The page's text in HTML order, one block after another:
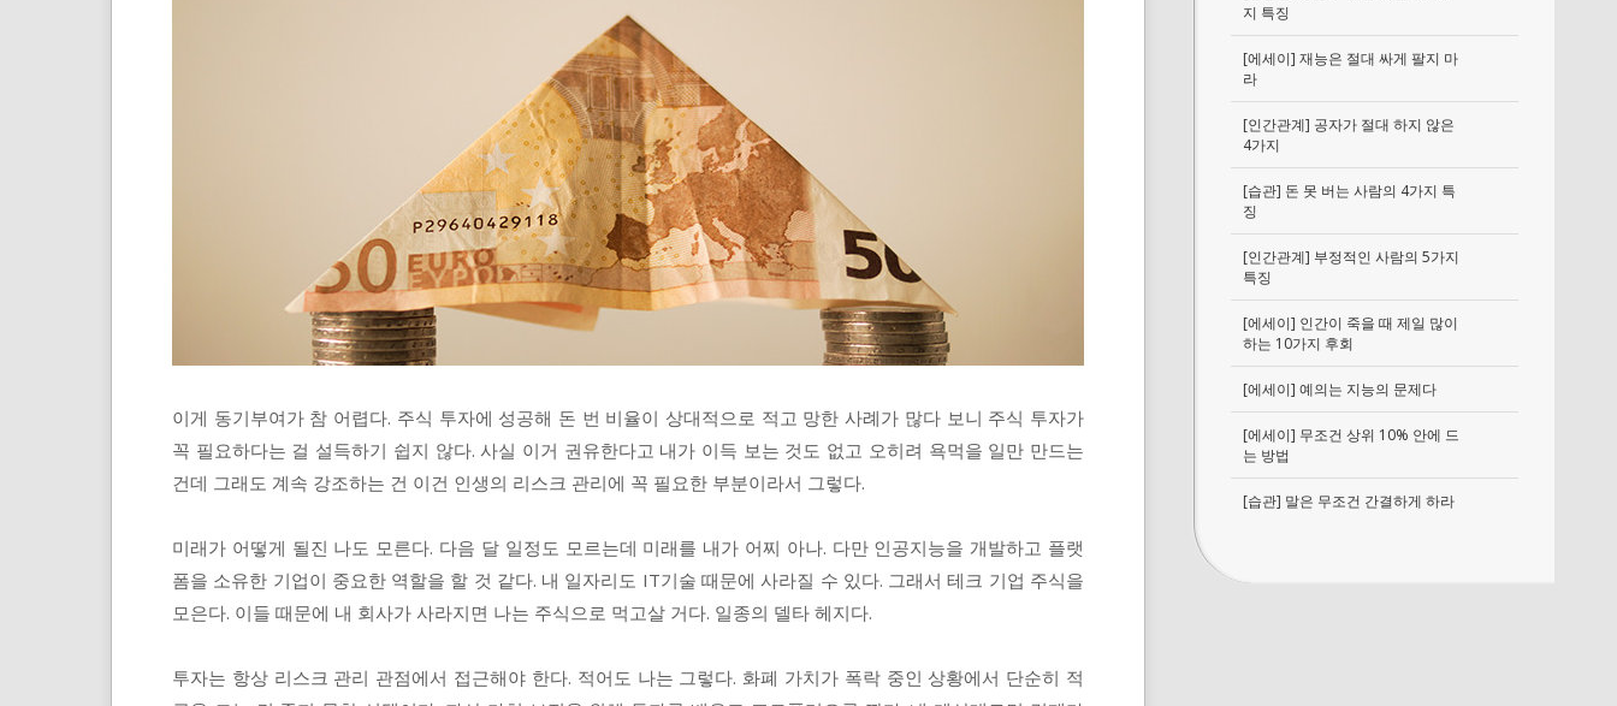
지 특징
[에세이] 재능은 절대 싸게 팔지 마
라
[인간관계] 공자가 절대 하지 않은
4가지
[습관] 돈 못 버는 사람의 4가지 특
징
[인간관계] 부정적인 사람의 5가지
특징
[에세이] 인간이 죽을 때 제일 많이
하는 10가지 후회
[에세이] 예의는 지능의 문제다
[에세이] 무조건 상위 10% 안에 드
는 방법
[습관] 말은 무조건 간결하게 하라
이게 동기부여가 참 어렵다. 주식 투자에 성공해 돈 번 비율이 상대적으로 적고 망한 사례가 많다 보니 주식 투자가
꼭 필요하다는 걸 설득하기 쉽지 않다. 사실 이거 권유한다고 내가 이득 보는 것도 없고 오히려 욕먹을 일만 만드는
건데 그래도 계속 강조하는 건 이건 인생의 리스크 관리에 꼭 필요한 부분이라서 그렇다.
미래가 어떻게 될진 나도 모른다. 다음 달 일정도 모르는데 미래를 내가 어찌 아나. 다만 인공지능을 개발하고 플랫
폼을 소유한 기업이 중요한 역할을 할 것 같다. 내 일자리도 IT기술 때문에 사라질 수 있다. 그래서 테크 기업 주식을
모은다. 이들 때문에 내 회사가 사라지면 나는 주식으로 먹고살 거다. 일종의 델타 헤지다.
투자는 항상 리스크 관리 관점에서 접근해야 한다. 적어도 나는 그렇다. 화폐 가치가 폭락 중인 상황에서 단순히 적